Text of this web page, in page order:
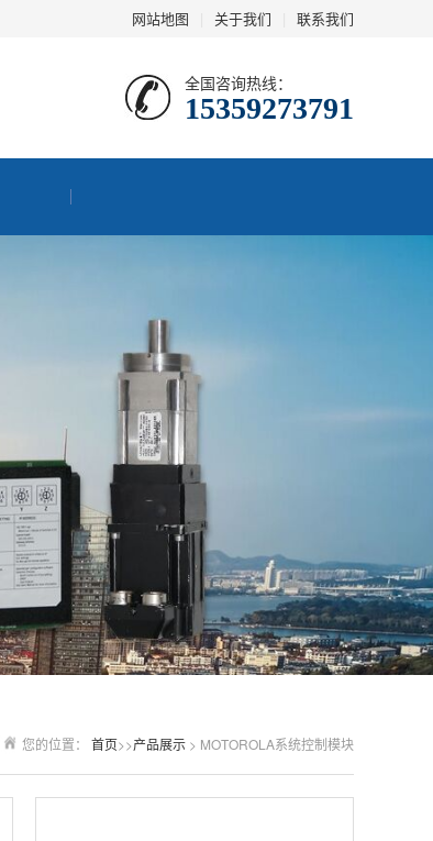
网站地图 关于我们 联系我们
全国咨询热线：
15359273791
您的位置： 首页>>产品展示 > MOTOROLA系统控制模块